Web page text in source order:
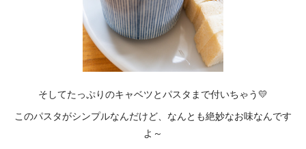
そしてたっぷりのキャベツとパスタまで付いちゃう💛
このパスタがシンプルなんだけど、なんとも絶妙なお味なんです
よ～